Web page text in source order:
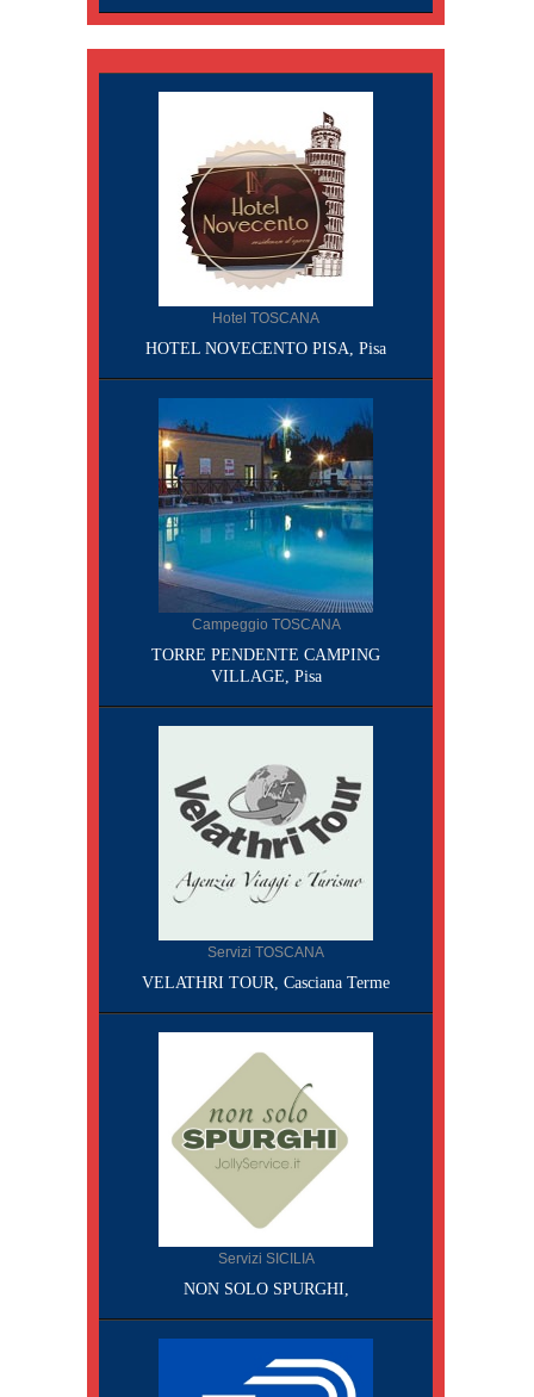
Hotel TOSCANA
HOTEL NOVECENTO PISA, Pisa
Campeggio TOSCANA
TORRE PENDENTE CAMPING
VILLAGE, Pisa
Servizi TOSCANA
VELATHRI TOUR, Casciana Terme
Servizi SICILIA
NON SOLO SPURGHI,